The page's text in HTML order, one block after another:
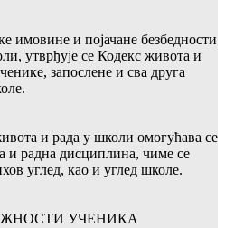
и појачане безбедности
утврђује се Кодекс живота и
запослене и сва друга
и рада у школи омогућава се
и радна дисциплина, чиме се
углед, као и углед школе.
УЧЕНИКА